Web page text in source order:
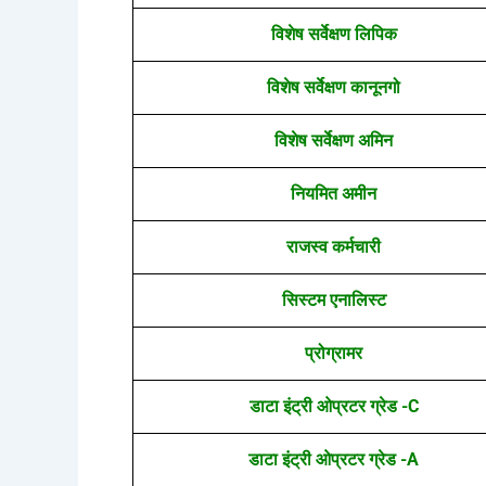
विशेष सर्वेक्षण लिपिक
विशेष सर्वेक्षण कानूनगो
विशेष सर्वेक्षण अमिन
नियमित अमीन
राजस्व कर्मचारी
सिस्टम एनालिस्ट
प्रोग्रामर
डाटा इंट्री ओप्रटर ग्रेड -C
डाटा इंट्री ओप्रटर ग्रेड -A